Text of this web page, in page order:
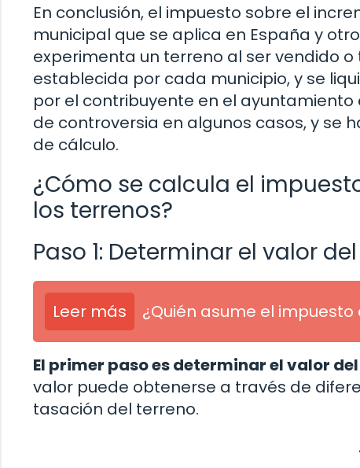
En conclusión, el impuesto sobre el
municipal que se aplica en España y
experimenta un terreno al ser vendido
establecida por cada municipio, y se
por el contribuyente en el
de controversia en algunos casos, y se
de cálculo.
¿Cómo se calcula el
los terrenos?
Paso 1: Determinar el valor
Leer más ¿Quién asume el
El primer paso es determinar el valor
valor puede obtenerse a través de
tasación del terreno.